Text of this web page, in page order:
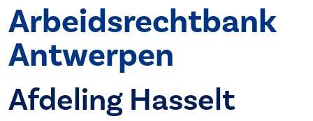
Arbeidsrechtbank
Antwerpen
Afdeling Hasselt